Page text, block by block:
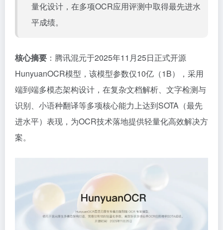
量化设计，在多项OCR应用评测中取得最先进水
平成绩。
核心摘要 ：腾讯混元于2025年11月25日正式开源
HunyuanOCR模型，该模型参数仅10亿（1B），采用
端到端多模态架构设计，在复杂文档解析、文字检测与
识别、小语种翻译等多项核心能力上达到SOTA（最先
进水平）表现，为OCR技术落地提供轻量化高效解决方
案。